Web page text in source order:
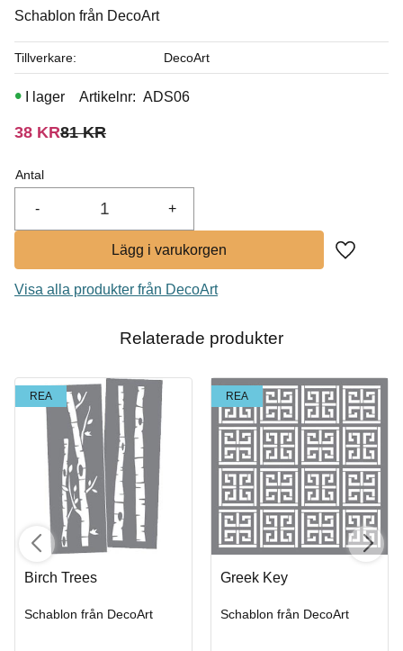
Schablon från DecoArt
Nedsatt pris:
38 KROrdinarie pris:
81KR
Antal
+
-
Lägg till
I lager Artikelnr ADS06
Tillverkare DecoArt
Visa alla produkter från DecoArt
Relaterade produkter
REA
Birch Trees
Schablon från DecoArt
REA
Greek Key
Schablon från DecoArt